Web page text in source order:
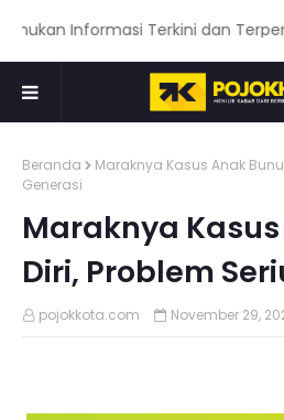
Informasi Terkini dan
Beranda
Maraknya Kasus Anak
Generasi
Maraknya
Diri, Problem
pojokkota.com November 29,